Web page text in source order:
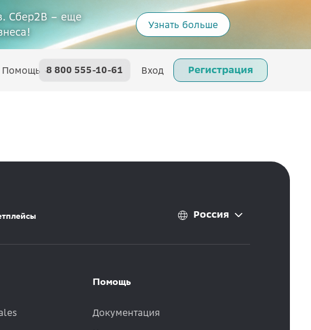
Сбер2В – еще
Узнать больше
Помощь 8 800 555-10-61 Вход Регистрация
Россия
Помощь
Документация